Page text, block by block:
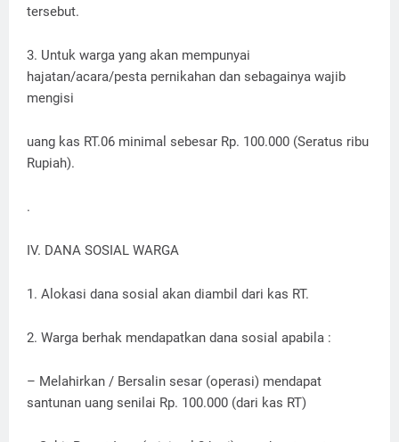
tersebut.
3. Untuk warga yang akan mempunyai
hajatan/acara/pesta pernikahan dan sebagainya wajib
mengisi
uang kas RT.06 minimal sebesar Rp. 100.000 (Seratus ribu
Rupiah).
.
IV. DANA SOSIAL WARGA
1. Alokasi dana sosial akan diambil dari kas RT.
2. Warga berhak mendapatkan dana sosial apabila :
– Melahirkan / Bersalin sesar (operasi) mendapat
santunan uang senilai Rp. 100.000 (dari kas RT)